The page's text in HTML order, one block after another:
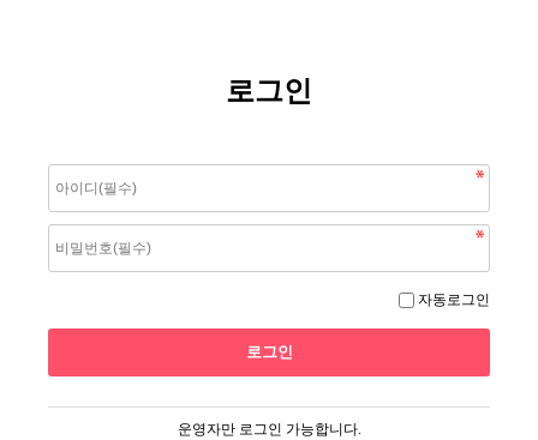
로그인
자동로그인
운영자만 로그인 가능합니다.